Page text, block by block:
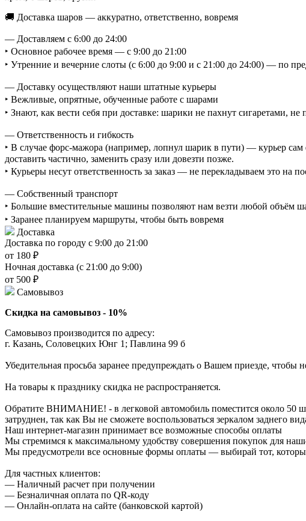
🚚 Доставка шаров — аккуратно, ответственно, вовремя
— Доставляем с 6:00 до 24:00
‣ Основное рабочее время — с 9:00 до 21:00
‣ Утренние и вечерние слоты (с 6:00 до 9:00 и с 21:00 до 24:00) — по
— Доставку осуществляют наши штатные курьеры
‣ Вежливые, опрятные, обученные работе с шарами
‣ Знают, как вести себя при доставке: шарики не пахнут сигаретами, не
— Ответственность и гибкость
‣ В случае форс-мажора (например, лопнул шарик в пути) — курьер
доставить частично, заменить сразу или довезти позже.
‣ Курьеры несут ответственность за заказ — не перекладываем это на
— Собственный транспорт
‣ Большие вместительные машины позволяют нам везти любой объём
‣ Заранее планируем маршруты, чтобы быть вовремя
Доставка
Доставка по городу с 9:00 до 21:00
от 180 ₽
Ночная доставка (с 21:00 до 9:00)
от 500 ₽
Самовывоз
Скидка на самовывоз - 10%
Самовывоз производится по адресу:
г. Казань, Соловецких Юнг 1; Павлина 99 б
Убедительная просьба заранее предупреждать о Вашем приезде, чтобы
На товары к празднику скидка не распространяется.
Обратите ВНИМАНИЕ! - в легковой автомобиль поместится около 50
затруднен, так как Вы не сможете воспользоваться зеркалом заднего
Наш интернет-магазин принимает все возможные способы оплаты
Мы стремимся к максимальному удобству совершения покупок для
Мы предусмотрели все основные формы оплаты — выбирай тот,
Для частных клиентов:
— Наличный расчет при получении
— Безналичная оплата по QR-коду
— Онлайн-оплата на сайте (банковской картой)